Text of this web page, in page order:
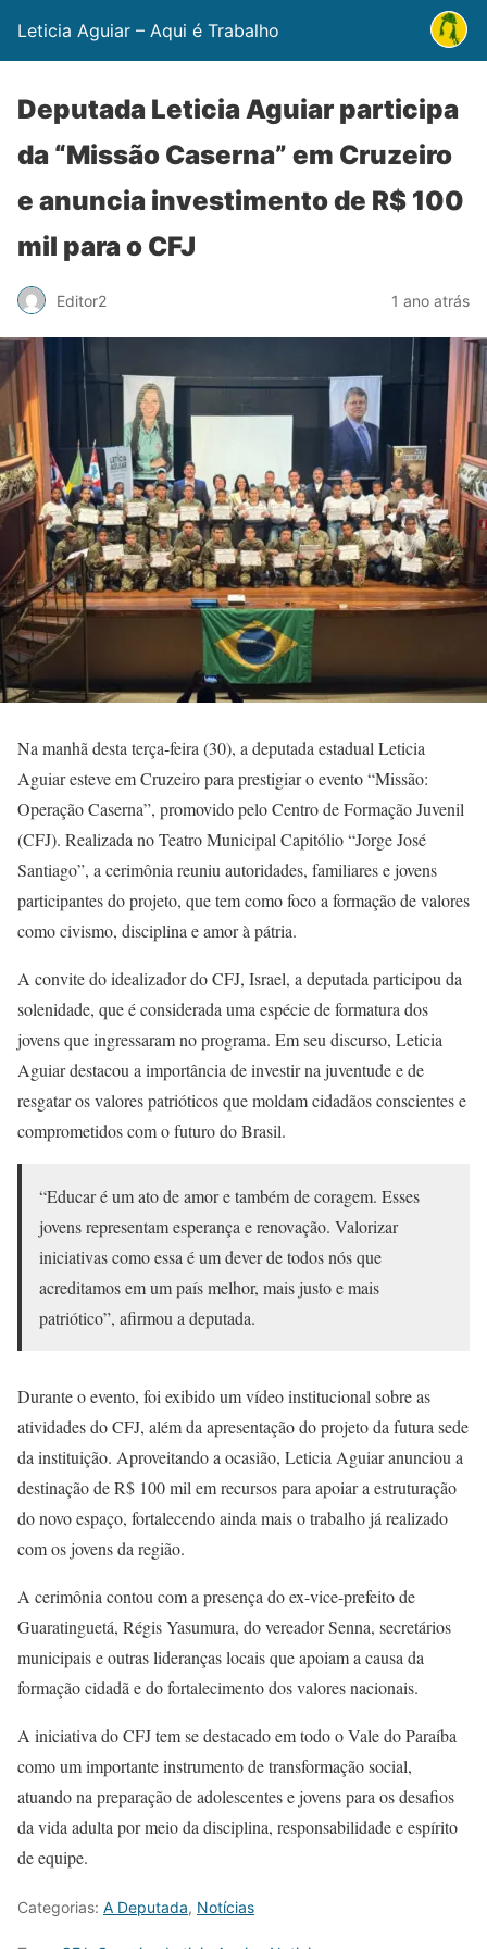
Leticia Aguiar – Aqui é Trabalho
Deputada Leticia Aguiar participa
da “Missão Caserna” em Cruzeiro
e anuncia investimento de R$ 100
mil para o CFJ
Editor2 1 ano atrás
Na manhã desta terça-feira (30), a deputada estadual Leticia
Aguiar esteve em Cruzeiro para prestigiar o evento “Missão:
Operação Caserna”, promovido pelo Centro de Formação Juvenil
(CFJ). Realizada no Teatro Municipal Capitólio “Jorge José
Santiago”, a cerimônia reuniu autoridades, familiares e jovens
participantes do projeto, que tem como foco a formação de valores
como civismo, disciplina e amor à pátria.
A convite do idealizador do CFJ, Israel, a deputada participou da
solenidade, que é considerada uma espécie de formatura dos
jovens que ingressaram no programa. Em seu discurso, Leticia
Aguiar destacou a importância de investir na juventude e de
resgatar os valores patrióticos que moldam cidadãos conscientes e
comprometidos com o futuro do Brasil.
“Educar é um ato de amor e também de coragem. Esses
jovens representam esperança e renovação. Valorizar
iniciativas como essa é um dever de todos nós que
acreditamos em um país melhor, mais justo e mais
patriótico”, afirmou a deputada.
Durante o evento, foi exibido um vídeo institucional sobre as
atividades do CFJ, além da apresentação do projeto da futura sede
da instituição. Aproveitando a ocasião, Leticia Aguiar anunciou a
destinação de R$ 100 mil em recursos para apoiar a estruturação
do novo espaço, fortalecendo ainda mais o trabalho já realizado
com os jovens da região.
A cerimônia contou com a presença do ex-vice-prefeito de
Guaratinguetá, Régis Yasumura, do vereador Senna, secretários
municipais e outras lideranças locais que apoiam a causa da
formação cidadã e do fortalecimento dos valores nacionais.
A iniciativa do CFJ tem se destacado em todo o Vale do Paraíba
como um importante instrumento de transformação social,
atuando na preparação de adolescentes e jovens para os desafios
da vida adulta por meio da disciplina, responsabilidade e espírito
de equipe.
Categorias: A Deputada, Notícias